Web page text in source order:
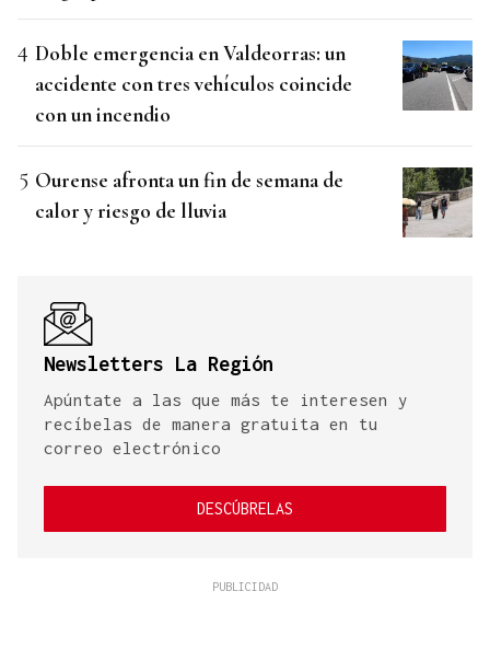
Doble emergencia en Valdeorras: un
accidente con tres vehículos coincide
con un incendio
Ourense afronta un fin de semana de
calor y riesgo de lluvia
Newsletters La Región
Apúntate a las que más te interesen y
recíbelas de manera gratuita en tu
correo electrónico
DESCÚBRELAS